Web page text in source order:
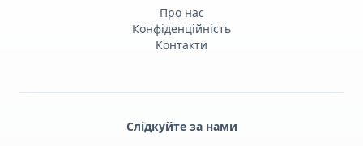
Про нас
Конфіденційність
Контакти
Слідкуйте за нами